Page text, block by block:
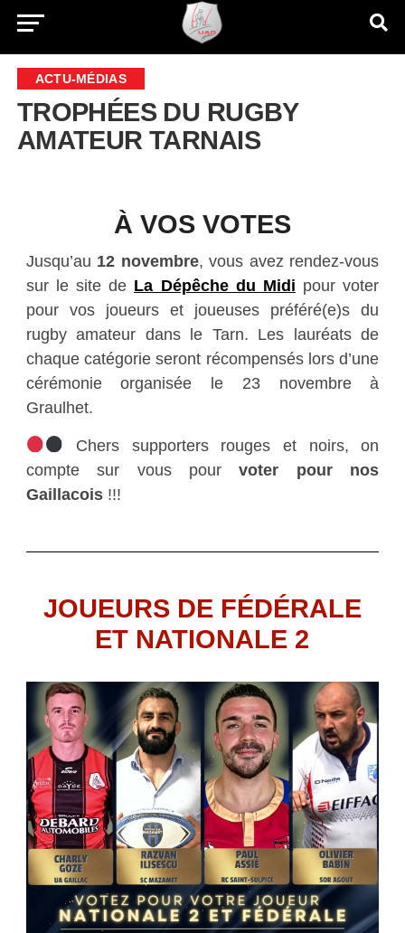
ACTU-MÉDIAS
TROPHÉES DU RUGBY
AMATEUR TARNAIS
À VOS VOTES
Jusqu’au 12 novembre, vous avez rendez-vous
sur le site de La Dépêche du Midi pour voter
pour vos joueurs et joueuses préféré(e)s du
rugby amateur dans le Tarn. Les lauréats de
chaque catégorie seront récompensés lors d’une
cérémonie organisée le 23 novembre à
Graulhet.
Chers supporters rouges et noirs, on
compte sur vous pourvoter pour nos
Gaillacois!!!
JOUEURS DE FÉDÉRALE
ET NATIONALE 2